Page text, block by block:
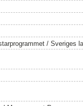
/ Sveriges